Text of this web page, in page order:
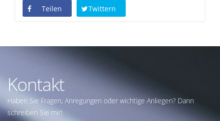
Teilen Twittern
Kontakt
Haben Sie Fragen, Anregungen oder wichtige Anliegen? Dann
schreiben Sie mir!